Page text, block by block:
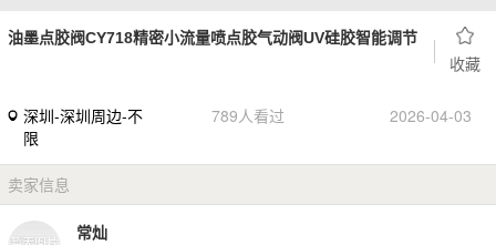
油墨点胶阀CY718精密小流量喷点胶气动阀UV硅胶智能调节
收藏
深圳-深圳周边-不
限
789人看过 2026-04-03
卖家信息
常灿